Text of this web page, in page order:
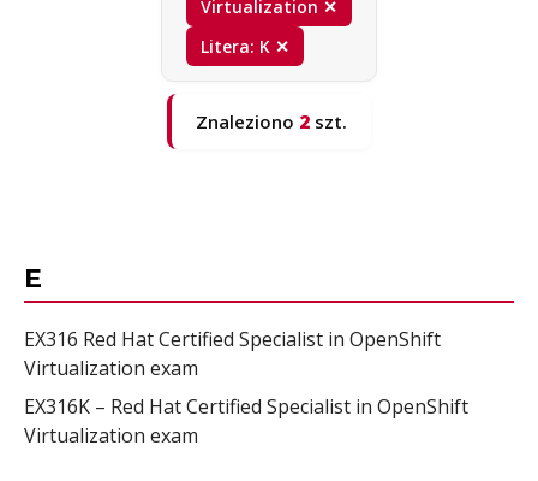
Virtualization ✕
Litera: K ✕
Znaleziono 2 szt.
E
EX316 Red Hat Certified Specialist in OpenShift
Virtualization exam
EX316K – Red Hat Certified Specialist in OpenShift
Virtualization exam